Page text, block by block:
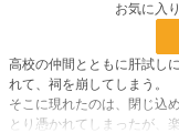
お気に入
高校の仲間とともに肝試し
れて、祠を崩してしまう。
そこに現れたのは、閉じ込
とり憑かれてしまったが、